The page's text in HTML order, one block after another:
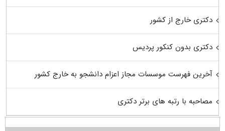
دکتری خارج از کشور
دکتری بدون کنکور پردیس
آخرین فهرست موسسات مجاز اعزام دانشجو به خارج کشور
مصاحبه با رتبه های برتر دکتری